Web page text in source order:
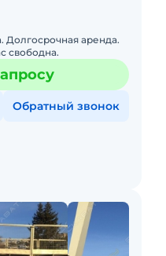
Долгосрочная аренда.
свободна.
Обратный звонок